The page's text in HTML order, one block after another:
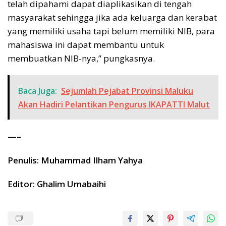
telah dipahami dapat diaplikasikan di tengah
masyarakat sehingga jika ada keluarga dan kerabat
yang memiliki usaha tapi belum memiliki NIB, para
mahasiswa ini dapat membantu untuk
membuatkan NIB-nya,” pungkasnya.
Baca Juga: Sejumlah Pejabat Provinsi Maluku
Akan Hadiri Pelantikan Pengurus IKAPATTI Malut
—–
Penulis: Muhammad Ilham Yahya
Editor: Ghalim Umabaihi